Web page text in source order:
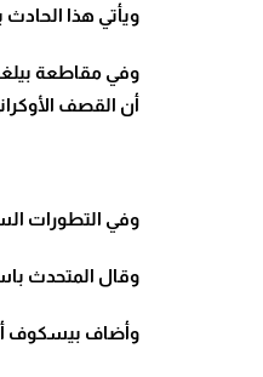
ويأتي هذا الحادث
وفي مقاطعة
أن القصف الأوكراني أدى إلى خروج 15 عربة
وفي التطورات
وقال المتحدث
وأضاف بيسكوف